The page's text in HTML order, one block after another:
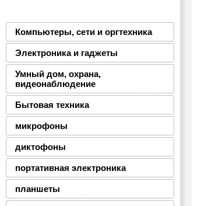
Компьютеры, сети и оргтехника
Электроника и гаджеты
Умный дом, охрана,
видеонаблюдение
Бытовая техника
микрофоны
диктофоны
портативная электроника
планшеты